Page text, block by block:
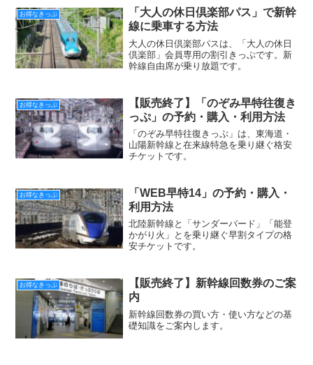
お得なきっぷ
「大人の休日倶楽部パス」で新幹
線に乗車する方法
大人の休日倶楽部パスは、「大人の休日
倶楽部」会員専用の割引きっぷです。新
幹線自由席が乗り放題です。
お得なきっぷ
【販売終了】「のぞみ早特往復き
っぷ」の予約・購入・利用方法
「のぞみ早特往復きっぷ」は、東海道・
山陽新幹線と在来線特急を乗り継ぐ格安
チケットです。
お得なきっぷ
「WEB早特14」の予約・購入・
利用方法
北陸新幹線と「サンダーバード」「能登
かがり火」とを乗り継ぐ早割タイプの格
安チケットです。
お得なきっぷ
【販売終了】新幹線回数券のご案
内
新幹線回数券の買い方・使い方などの基
礎知識をご案内します。